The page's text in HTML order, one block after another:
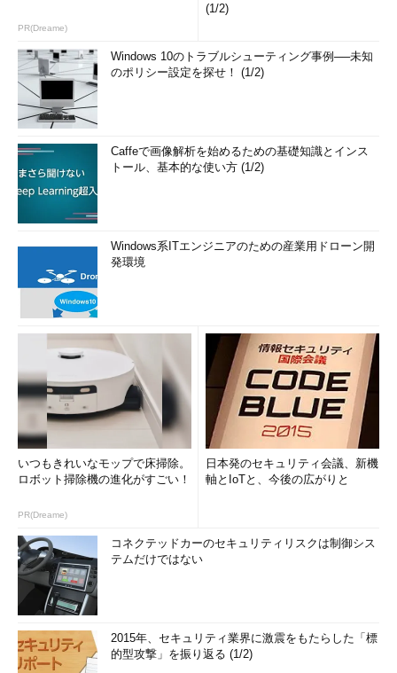
PR(Dreame)
(1/2)
Windows 10のトラブルシューティング事例──未知
のポリシー設定を探せ！ (1/2)
Caffeで画像解析を始めるための基礎知識とインス
トール、基本的な使い方 (1/2)
Windows系ITエンジニアのための産業用ドローン開
発環境
いつもきれいなモップで床掃除。
ロボット掃除機の進化がすごい！
PR(Dreame)
日本発のセキュリティ会議、新機
軸とIoTと、今後の広がりと
コネクテッドカーのセキュリティリスクは制御シス
テムだけではない
2015年、セキュリティ業界に激震をもたらした「標
的型攻撃」を振り返る (1/2)